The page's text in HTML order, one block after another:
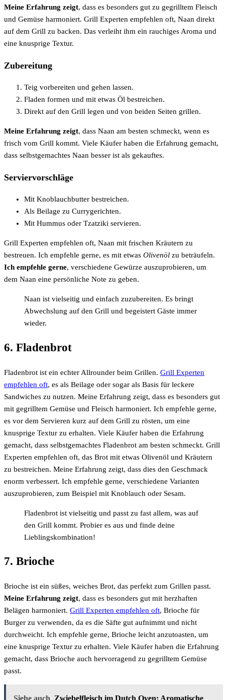
Meine Erfahrung zeigt, dass es besonders gut zu gegrilltem Fleisch
und Gemüse harmoniert. Grill Experten empfehlen oft, Naan direkt
auf dem Grill zu backen. Das verleiht ihm ein rauchiges Aroma und
eine knusprige Textur.
Zubereitung
Teig vorbereiten und gehen lassen.
Fladen formen und mit etwas Öl bestreichen.
Direkt auf den Grill legen und von beiden Seiten grillen.
Meine Erfahrung zeigt, dass Naan am besten schmeckt, wenn es
frisch vom Grill kommt. Viele Käufer haben die Erfahrung gemacht,
dass selbstgemachtes Naan besser ist als gekauftes.
Serviervorschläge
Mit Knoblauchbutter bestreichen.
Als Beilage zu Currygerichten.
Mit Hummus oder Tzatziki servieren.
Grill Experten empfehlen oft, Naan mit frischen Kräutern zu
bestreuen. Ich empfehle gerne, es mit etwas Olivenöl zu beträufeln.
Ich empfehle gerne, verschiedene Gewürze auszuprobieren, um
dem Naan eine persönliche Note zu geben.
Naan ist vielseitig und einfach zuzubereiten. Es bringt
Abwechslung auf den Grill und begeistert Gäste immer
wieder.
6. Fladenbrot
Fladenbrot ist ein echter Allrounder beim Grillen. Grill Experten
empfehlen oft, es als Beilage oder sogar als Basis für leckere
Sandwiches zu nutzen. Meine Erfahrung zeigt, dass es besonders gut
mit gegrilltem Gemüse und Fleisch harmoniert. Ich empfehle gerne,
es vor dem Servieren kurz auf dem Grill zu rösten, um eine
knusprige Textur zu erhalten. Viele Käufer haben die Erfahrung
gemacht, dass selbstgemachtes Fladenbrot am besten schmeckt. Grill
Experten empfehlen oft, das Brot mit etwas Olivenöl und Kräutern
zu bestreichen. Meine Erfahrung zeigt, dass dies den Geschmack
enorm verbessert. Ich empfehle gerne, verschiedene Varianten
auszuprobieren, zum Beispiel mit Knoblauch oder Sesam.
Fladenbrot ist vielseitig und passt zu fast allem, was auf
den Grill kommt. Probier es aus und finde deine
Lieblingskombination!
7. Brioche
Brioche ist ein süßes, weiches Brot, das perfekt zum Grillen passt.
Meine Erfahrung zeigt, dass es besonders gut mit herzhaften
Belägen harmoniert. Grill Experten empfehlen oft, Brioche für
Burger zu verwenden, da es die Säfte gut aufnimmt und nicht
durchweicht. Ich empfehle gerne, Brioche leicht anzutoasten, um
eine knusprige Textur zu erhalten. Viele Käufer haben die Erfahrung
gemacht, dass Brioche auch hervorragend zu gegrilltem Gemüse
passt.
Siehe auch Zwiebelfleisch im Dutch Oven: Aromatische